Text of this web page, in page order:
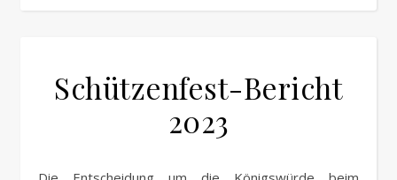
Schützenfest-Bericht
2023